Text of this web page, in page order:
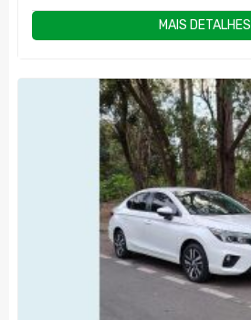
MAIS DETALHES